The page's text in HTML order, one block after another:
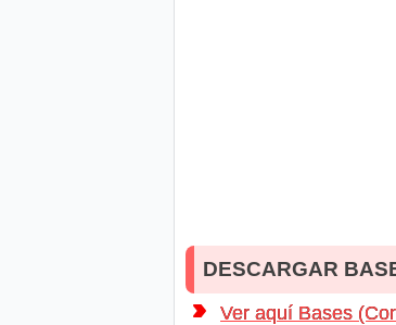
DESCARGAR
Ver aquí Bases